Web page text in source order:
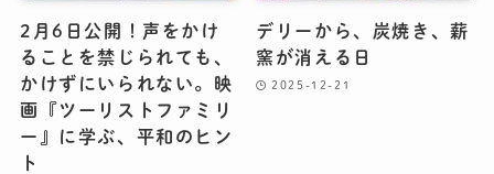
2月6日公開！声をかけ
ることを禁じられても、
かけずにいられない。映
画『ツーリストファミリ
ー』に学ぶ、平和のヒン
ト
デリーから、炭焼き、薪
窯が消える日
2025-12-21